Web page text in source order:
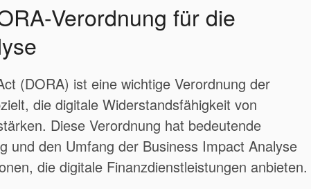
Verordnung für die
(DORA) ist eine wichtige Verordnung der
die digitale Widerstandsfähigkeit von
Diese Verordnung hat bedeutende
und den Umfang der Business Impact Analyse
die digitale Finanzdienstleistungen anbieten.